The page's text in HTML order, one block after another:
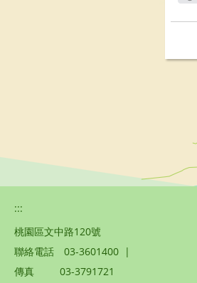
:::
桃園區文中路120號
聯絡電話
03-3601400 |
傳真
03-3791721